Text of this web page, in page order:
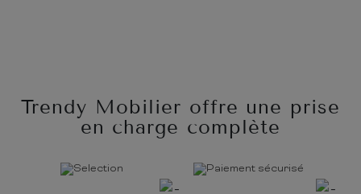
Trendy Mobilier offre une prise
en charge complète